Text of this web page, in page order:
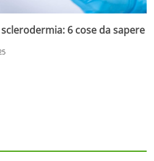
6 cose da sapere